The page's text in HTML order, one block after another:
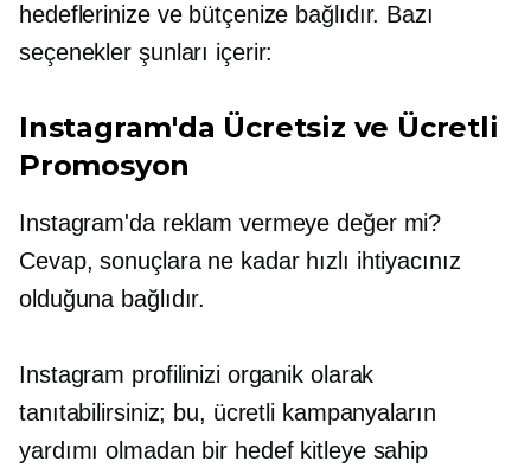
hedeflerinize ve bütçenize bağlıdır. Bazı
seçenekler şunları içerir:
Instagram'da Ücretsiz ve Ücretli
Promosyon
Instagram'da reklam vermeye değer mi?
Cevap, sonuçlara ne kadar hızlı ihtiyacınız
olduğuna bağlıdır.
Instagram profilinizi organik olarak
tanıtabilirsiniz; bu, ücretli kampanyaların
yardımı olmadan bir hedef kitleye sahip